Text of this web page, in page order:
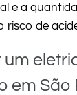
e a
risco de
em São